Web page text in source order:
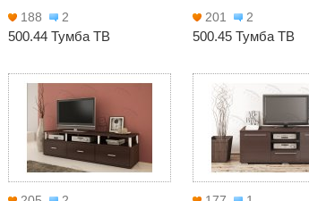
188 2
500.44 Тумба ТВ
201 2
500.45 Тумба ТВ